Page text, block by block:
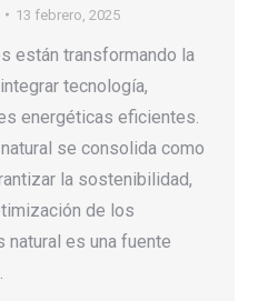
13 febrero, 2025
están transformando la
tecnología,
energéticas eficientes.
se consolida como
la sostenibilidad,
de los
es una fuente